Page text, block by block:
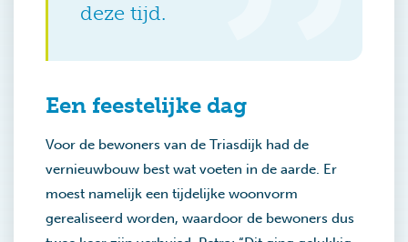
deze tijd.
Een feestelijke dag
Voor de bewoners van de Triasdijk had de
vernieuwbouw best wat voeten in de aarde. Er
moest namelijk een tijdelijke woonvorm
gerealiseerd worden, waardoor de bewoners dus